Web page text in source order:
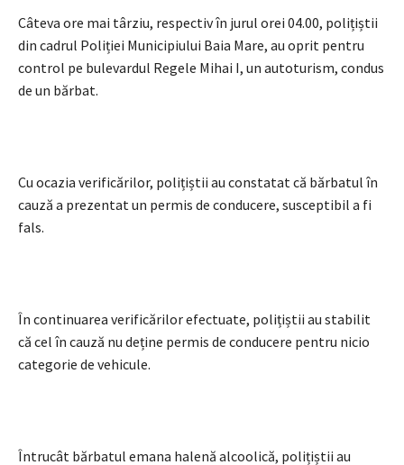
Câteva ore mai târziu, respectiv în jurul orei 04.00, polițiștii
din cadrul Poliției Municipiului Baia Mare, au oprit pentru
control pe bulevardul Regele Mihai I, un autoturism, condus
de un bărbat.
Cu ocazia verificărilor, polițiștii au constatat că bărbatul în
cauză a prezentat un permis de conducere, susceptibil a fi
fals.
În continuarea verificărilor efectuate, polițiștii au stabilit
că cel în cauză nu deține permis de conducere pentru nicio
categorie de vehicule.
Întrucât bărbatul emana halenă alcoolică, polițiștii au